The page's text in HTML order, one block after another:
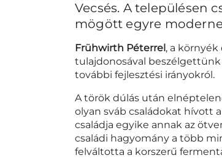
Vecsés. A településen
mögött egyre
Frühwirth Péterrel, a
tulajdonosával
további fejlesztési irányokról.
A török dúlás után
olyan sváb családokat hívott
családja egyike annak az
családi hagyomány a több
felváltotta a korszerű